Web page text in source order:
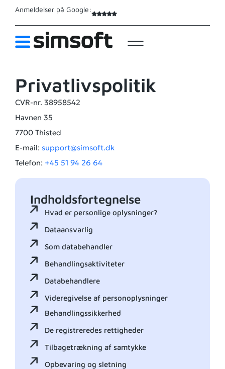
Anmeldelser på Google:
Privatlivspolitik
CVR-nr. 38958542
Havnen 35
7700 Thisted
E-mail: support@simsoft.dk
Telefon: +45 51 94 26 64
Indholdsfortegnelse
Hvad er personlige oplysninger?
Dataansvarlig
Som databehandler
Behandlingsaktiviteter
Databehandlere
Videregivelse af personoplysninger
Behandlingssikkerhed
De registreredes rettigheder
Tilbagetrækning af samtykke
Opbevaring og sletning